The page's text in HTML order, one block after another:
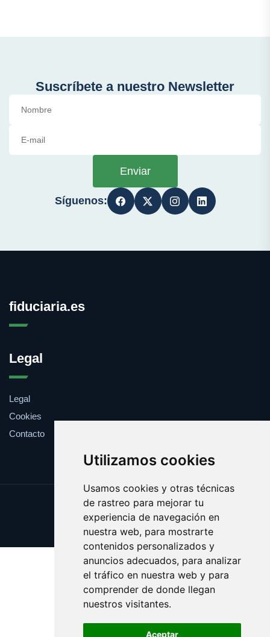
Utilizamos cookies
Usamos cookies y otras técnicas
de rastreo para mejorar tu
experiencia de navegación en
nuestra web, para mostrarte
contenidos personalizados y
anuncios adecuados, para analizar
el tráfico en nuestra web y para
comprender de donde llegan
nuestros visitantes.
Aceptar
Suscríbete a nuestro Newsletter
Enviar
Síguenos:
fiduciaria.es
Legal
Legal
Cookies
Contacto
Update cookies preferences
Copyright © 2025 fiduciaria.es